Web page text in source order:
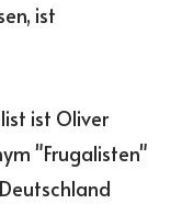
ist
ist Oliver
"Frugalisten"